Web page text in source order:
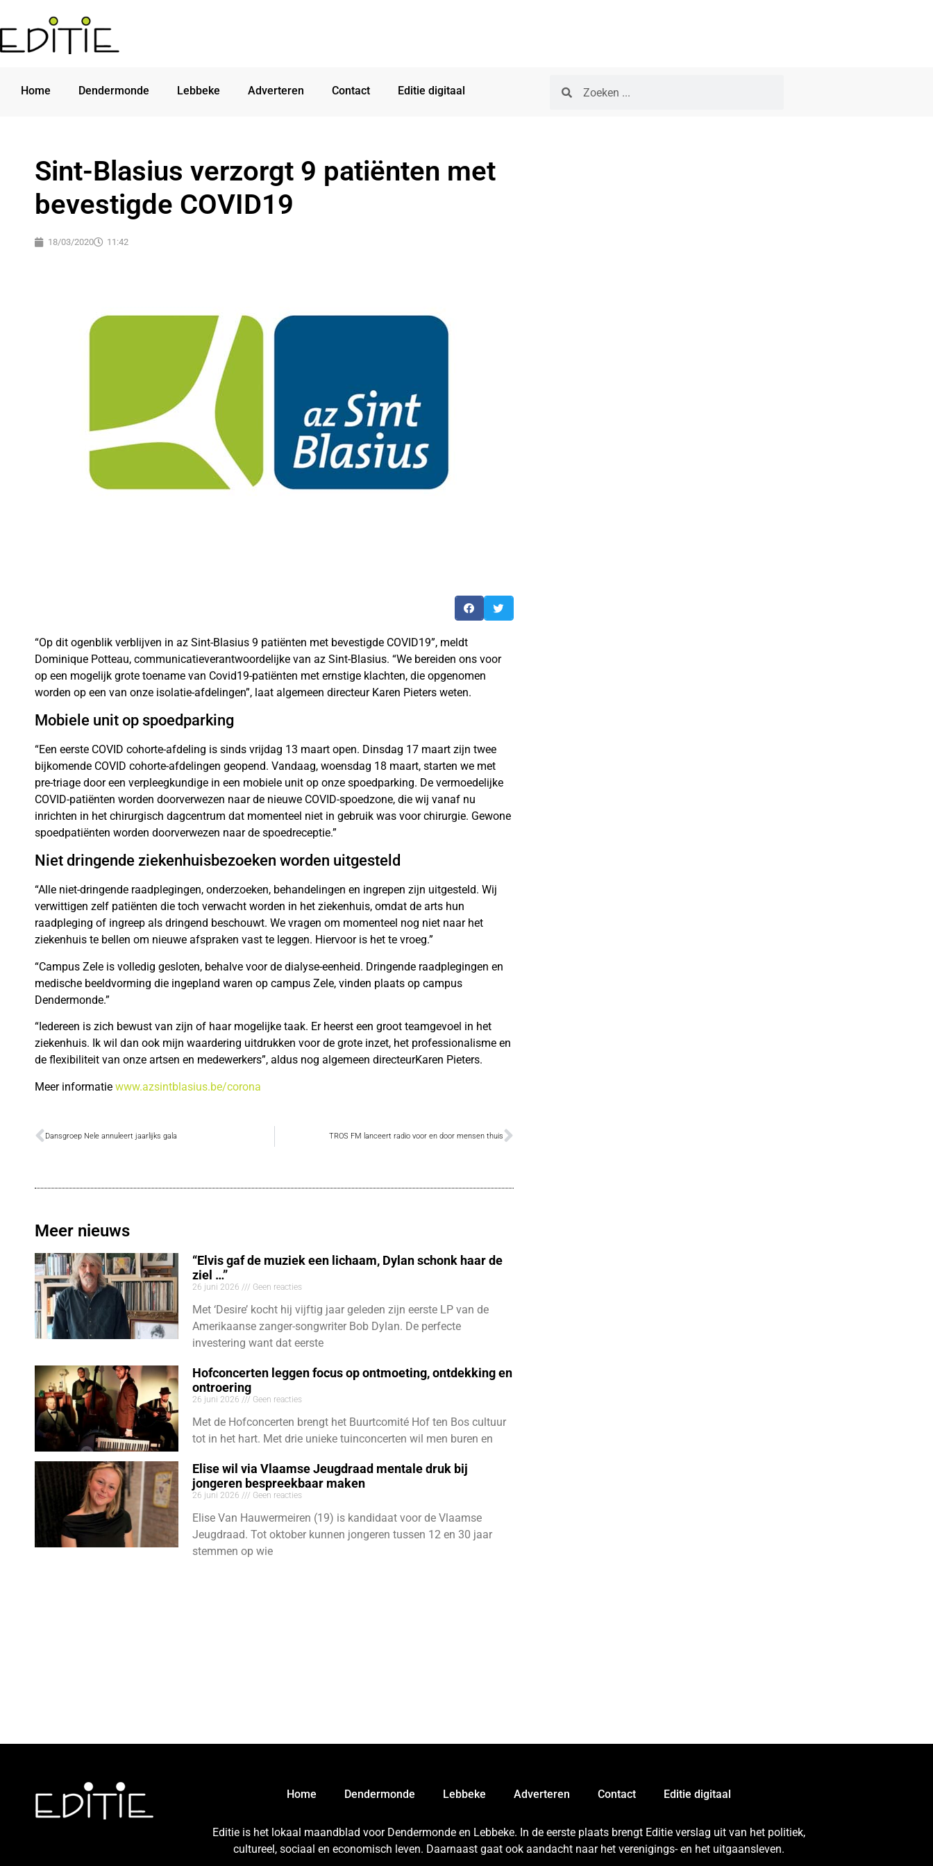
Home Dendermonde Lebbeke Adverteren Contact Editie digitaal
Sint-Blasius verzorgt 9 patiënten met
bevestigde COVID19
18/03/2020 11:42
“Op dit ogenblik verblijven in az Sint-Blasius 9 patiënten met bevestigde COVID19”, meldt
Dominique Potteau, communicatieverantwoordelijke van az Sint-Blasius. “We bereiden ons voor
op een mogelijk grote toename van Covid19-patiënten met ernstige klachten, die opgenomen
worden op een van onze isolatie-afdelingen”, laat algemeen directeur Karen Pieters weten.
Mobiele unit op spoedparking
“Een eerste COVID cohorte-afdeling is sinds vrijdag 13 maart open. Dinsdag 17 maart zijn twee
bijkomende COVID cohorte-afdelingen geopend. Vandaag, woensdag 18 maart, starten we met
pre-triage door een verpleegkundige in een mobiele unit op onze spoedparking. De vermoedelijke
COVID-patiënten worden doorverwezen naar de nieuwe COVID-spoedzone, die wij vanaf nu
inrichten in het chirurgisch dagcentrum dat momenteel niet in gebruik was voor chirurgie. Gewone
spoedpatiënten worden doorverwezen naar de spoedreceptie.”
Niet dringende ziekenhuisbezoeken worden uitgesteld
“Alle niet-dringende raadplegingen, onderzoeken, behandelingen en ingrepen zijn uitgesteld. Wij
verwittigen zelf patiënten die toch verwacht worden in het ziekenhuis, omdat de arts hun
raadpleging of ingreep als dringend beschouwt. We vragen om momenteel nog niet naar het
ziekenhuis te bellen om nieuwe afspraken vast te leggen. Hiervoor is het te vroeg.”
“Campus Zele is volledig gesloten, behalve voor de dialyse-eenheid. Dringende raadplegingen en
medische beeldvorming die ingepland waren op campus Zele, vinden plaats op campus
Dendermonde.”
“Iedereen is zich bewust van zijn of haar mogelijke taak. Er heerst een groot teamgevoel in het
ziekenhuis. Ik wil dan ook mijn waardering uitdrukken voor de grote inzet, het professionalisme en
de flexibiliteit van onze artsen en medewerkers”, aldus nog algemeen directeurKaren Pieters.
Meer informatie www.azsintblasius.be/corona
Dansgroep Nele annuleert jaarlijks gala TROS FM lanceert radio voor en door mensen thuis
Meer nieuws
“Elvis gaf de muziek een lichaam, Dylan schonk haar de
ziel …”
26 juni 2026 Geen reacties
Met ‘Desire’ kocht hij vijftig jaar geleden zijn eerste LP van de
Amerikaanse zanger-songwriter Bob Dylan. De perfecte
investering want dat eerste
Hofconcerten leggen focus op ontmoeting, ontdekking en
ontroering
26 juni 2026 Geen reacties
Met de Hofconcerten brengt het Buurtcomité Hof ten Bos cultuur
tot in het hart. Met drie unieke tuinconcerten wil men buren en
Elise wil via Vlaamse Jeugdraad mentale druk bij
jongeren bespreekbaar maken
26 juni 2026 Geen reacties
Elise Van Hauwermeiren (19) is kandidaat voor de Vlaamse
Jeugdraad. Tot oktober kunnen jongeren tussen 12 en 30 jaar
stemmen op wie
Home Dendermonde Lebbeke Adverteren Contact Editie digitaal
Editie is het lokaal maandblad voor Dendermonde en Lebbeke. In de eerste plaats brengt Editie verslag uit van het politiek,
cultureel, sociaal en economisch leven. Daarnaast gaat ook aandacht naar het verenigings- en het uitgaansleven.